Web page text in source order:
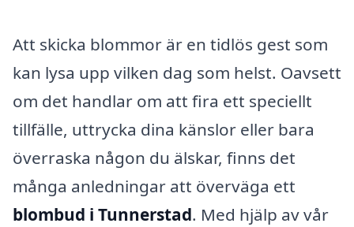
Att skicka blommor är en tidlös gest som
kan lysa upp vilken dag som helst. Oavsett
om det handlar om att fira ett speciellt
tillfälle, uttrycka dina känslor eller bara
överraska någon du älskar, finns det
många anledningar att överväga ett
blombud i Tunnerstad. Med hjälp av vår